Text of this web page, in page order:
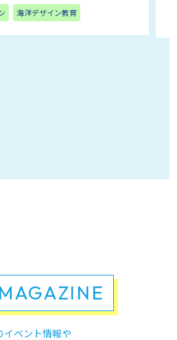
海洋デザイン教育
イベント情報や